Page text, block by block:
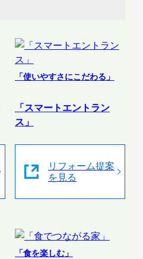
「使いやすさにこだわる」
「スマートエントラン
ス」
リフォーム提案
を見る
「食を楽しむ」